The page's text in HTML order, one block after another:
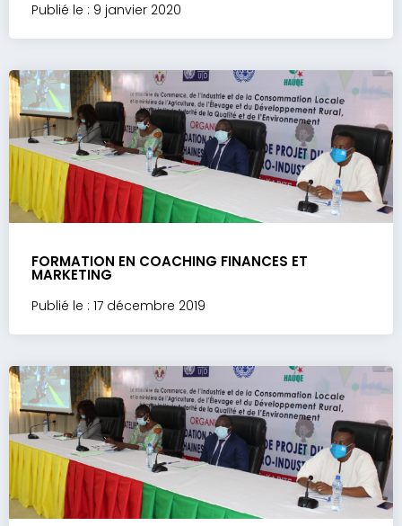
Publié le : 9 janvier 2020
FORMATION EN COACHING FINANCES ET
MARKETING
Publié le : 17 décembre 2019